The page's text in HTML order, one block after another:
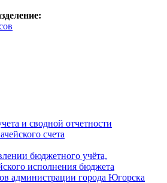
и сводной отчетности
счета
бюджетного учёта,
исполнения бюджета
администрации города Югорска